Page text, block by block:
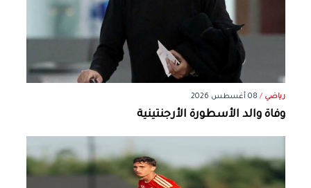
رياضي / 08 أغسطس 2026
وفاة والد الأسطورة الأرجنتينية